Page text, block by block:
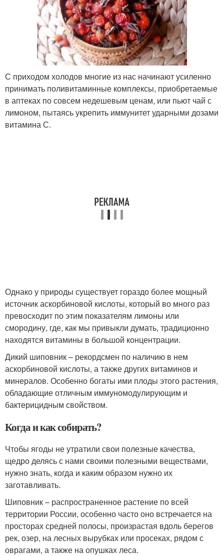
С приходом холодов многие из нас начинают усиленно
принимать поливитаминные комплексы, приобретаемые
в аптеках по совсем недешевым ценам, или пьют чай с
лимоном, пытаясь укрепить иммунитет ударными дозами
витамина С.
Однако у природы существует гораздо более мощный
источник аскорбиновой кислоты, который во много раз
превосходит по этим показателям лимоны или
смородину, где, как мы привыкли думать, традиционно
находятся витамины в большой концентрации.
Дикий шиповник – рекордсмен по наличию в нем
аскорбиновой кислоты, а также других витаминов и
минералов. Особенно богаты ими плоды этого растения,
обладающие отличным иммуномодулирующим и
бактерицидным свойством.
Когда и как собирать?
Чтобы ягоды не утратили свои полезные качества,
щедро делясь с нами своими полезными веществами,
нужно знать, когда и каким образом нужно их
заготавливать.
Шиповник – распространенное растение по всей
территории России, особенно часто оно встречается на
просторах средней полосы, произрастая вдоль берегов
рек, озер, на лесных вырубках или просеках, рядом с
оврагами, а также на опушках леса.